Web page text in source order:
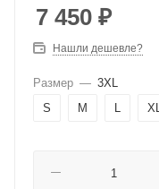
7 450 ₽
Нашли дешевле?
Размер — 3XL
S
M L